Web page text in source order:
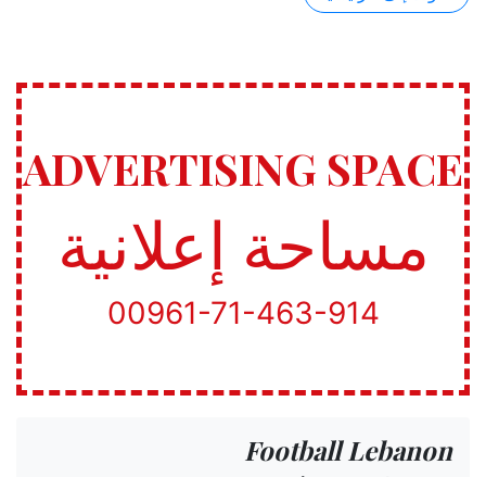
ADVERTISING SPACE
مساحة إعلانية
00961-71-463-914
Football Lebanon